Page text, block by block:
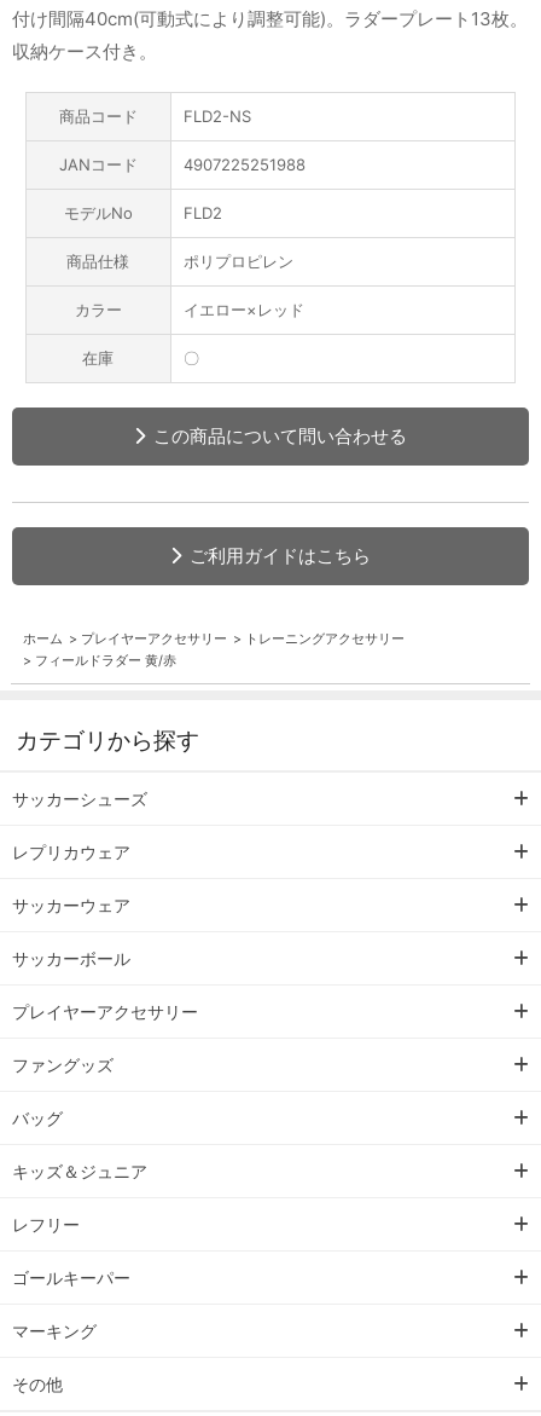
付け間隔40cm(可動式により調整可能)。ラダープレート13枚。
収納ケース付き。
商品コード FLD2-NS
JANコード 4907225251988
モデルNo FLD2
商品仕様 ポリプロピレン
カラー イエロー×レッド
在庫 〇
この商品について問い合わせる
ご利用ガイドはこちら
ホーム > プレイヤーアクセサリー > トレーニングアクセサリー
> フィールドラダー 黄/赤
カテゴリから探す
サッカーシューズ
レプリカウェア
サッカーウェア
サッカーボール
プレイヤーアクセサリー
ファングッズ
バッグ
キッズ＆ジュニア
レフリー
ゴールキーパー
マーキング
その他